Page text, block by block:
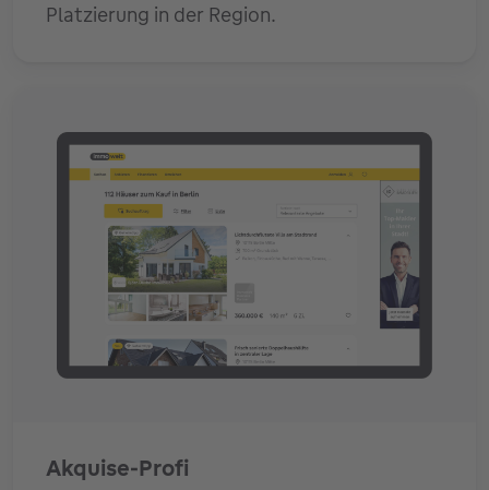
Platzierung in der Region.
Akquise-Profi